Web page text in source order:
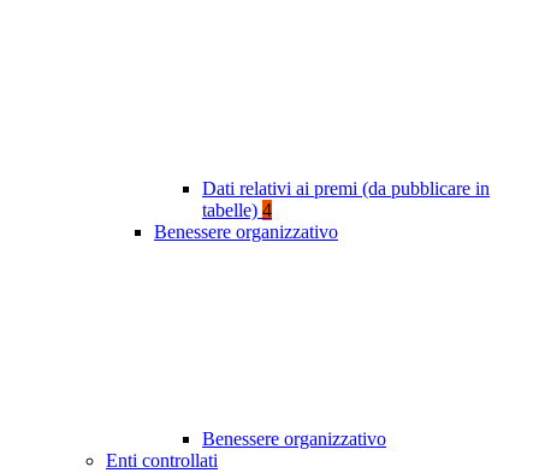
Dati relativi ai premi (da pubblicare in
tabelle) 4
Benessere organizzativo
Benessere organizzativo
Enti controllati